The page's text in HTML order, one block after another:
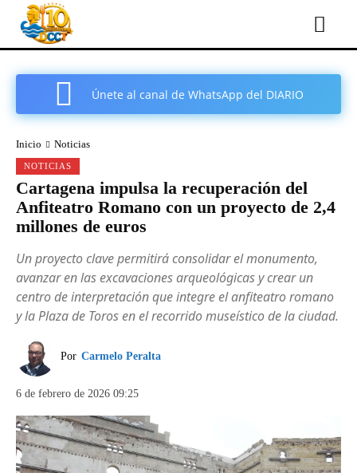
Únete al canal de WhatsApp del DIARIO
Inicio Noticias
NOTICIAS
Cartagena impulsa la recuperación del
Anfiteatro Romano con un proyecto de 2,4
millones de euros
Un proyecto clave permitirá consolidar el monumento,
avanzar en las excavaciones arqueológicas y crear un
centro de interpretación que integre el anfiteatro romano
y la Plaza de Toros en el recorrido museístico de la ciudad.
Por Carmelo Peralta
6 de febrero de 2026 09:25